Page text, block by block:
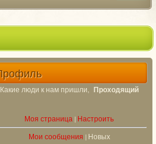
Какие люди к нам пришли, Проходящий
Моя страница | Настроить
Мои сообщения | Новых